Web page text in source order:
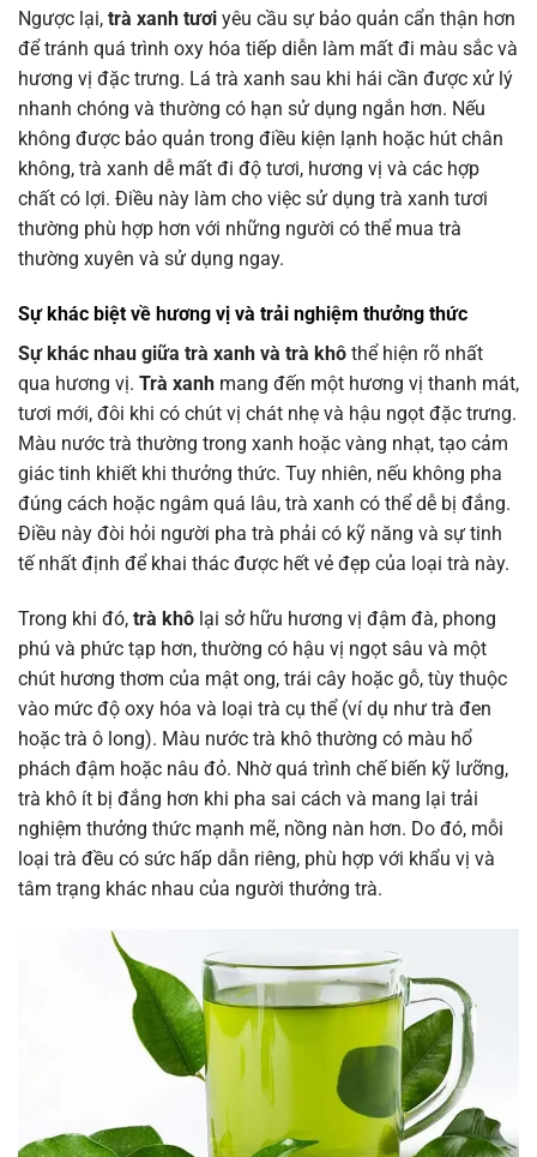
Ngược lại, trà xanh tươi yêu cầu sự bảo quản cẩn thận hơn
để tránh quá trình oxy hóa tiếp diễn làm mất đi màu sắc và
hương vị đặc trưng. Lá trà xanh sau khi hái cần được xử lý
nhanh chóng và thường có hạn sử dụng ngắn hơn. Nếu
không được bảo quản trong điều kiện lạnh hoặc hút chân
không, trà xanh dễ mất đi độ tươi, hương vị và các hợp
chất có lợi. Điều này làm cho việc sử dụng trà xanh tươi
thường phù hợp hơn với những người có thể mua trà
thường xuyên và sử dụng ngay.
Sự khác biệt về hương vị và trải nghiệm thưởng thức
Sự khác nhau giữa trà xanh và trà khô thể hiện rõ nhất
qua hương vị. Trà xanh mang đến một hương vị thanh mát,
tươi mới, đôi khi có chút vị chát nhẹ và hậu ngọt đặc trưng.
Màu nước trà thường trong xanh hoặc vàng nhạt, tạo cảm
giác tinh khiết khi thưởng thức. Tuy nhiên, nếu không pha
đúng cách hoặc ngâm quá lâu, trà xanh có thể dễ bị đắng.
Điều này đòi hỏi người pha trà phải có kỹ năng và sự tinh
tế nhất định để khai thác được hết vẻ đẹp của loại trà này.
Trong khi đó, trà khô lại sở hữu hương vị đậm đà, phong
phú và phức tạp hơn, thường có hậu vị ngọt sâu và một
chút hương thơm của mật ong, trái cây hoặc gỗ, tùy thuộc
vào mức độ oxy hóa và loại trà cụ thể (ví dụ như trà đen
hoặc trà ô long). Màu nước trà khô thường có màu hổ
phách đậm hoặc nâu đỏ. Nhờ quá trình chế biến kỹ lưỡng,
trà khô ít bị đắng hơn khi pha sai cách và mang lại trải
nghiệm thưởng thức mạnh mẽ, nồng nàn hơn. Do đó, mỗi
loại trà đều có sức hấp dẫn riêng, phù hợp với khẩu vị và
tâm trạng khác nhau của người thưởng trà.